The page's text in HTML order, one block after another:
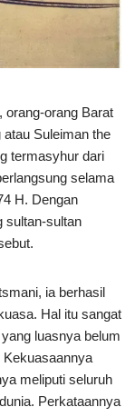
orang-orang Barat
Suleiman the
termasyhur dari
selama
H. Dengan
sultan-sultan
ia berhasil
Hal itu sangat
luasnya belum
meliputi seluruh
Perkataannya